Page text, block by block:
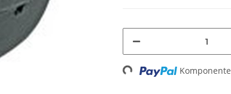
Loading...